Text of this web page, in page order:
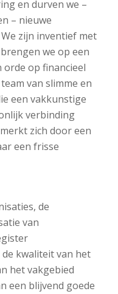
en durven we –
– nieuwe
zijn inventief met
we op een
op financieel
van slimme en
een vakkunstige
verbinding
zich door een
een frisse
de
van
de kwaliteit van het
het vakgebied
een blijvend goede